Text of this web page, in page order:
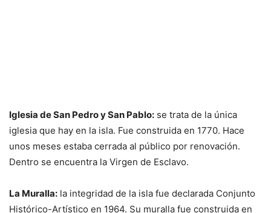
Iglesia de San Pedro y San Pablo: se trata de la única
iglesia que hay en la isla. Fue construida en 1770. Hace
unos meses estaba cerrada al público por renovación.
Dentro se encuentra la Virgen de Esclavo.
La Muralla: la integridad de la isla fue declarada Conjunto
Histórico-Artístico en 1964. Su muralla fue construida en